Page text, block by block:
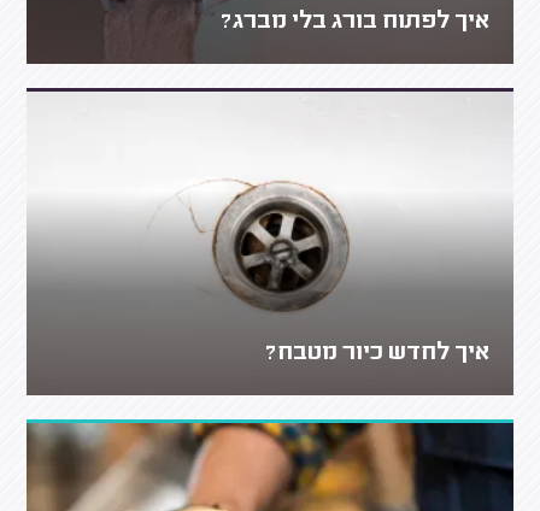
איך לפתוח בורג בלי מברג?
איך לחדש כיור מטבח?